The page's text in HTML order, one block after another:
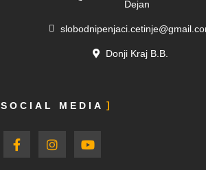
Dejan
Donji Kraj B.B.
SOCIAL MEDIA